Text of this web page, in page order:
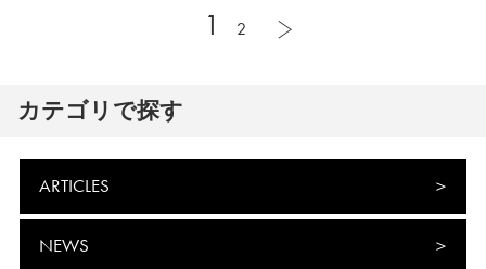
1 2
カテゴリで探す
ARTICLES
NEWS